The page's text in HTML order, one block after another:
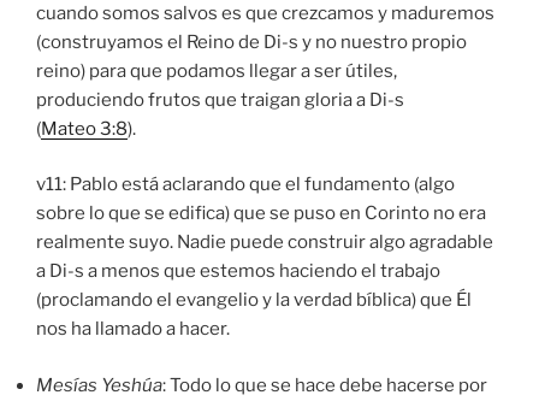
cuando somos salvos es que crezcamos y maduremos
(construyamos el Reino de Di-s y no nuestro propio
reino) para que podamos llegar a ser útiles,
produciendo frutos que traigan gloria a Di-s
(Mateo 3:8).
v11: Pablo está aclarando que el fundamento (algo
sobre lo que se edifica) que se puso en Corinto no era
realmente suyo. Nadie puede construir algo agradable
a Di-s a menos que estemos haciendo el trabajo
(proclamando el evangelio y la verdad bíblica) que Él
nos ha llamado a hacer.
Mesías Yeshúa: Todo lo que se hace debe hacerse por